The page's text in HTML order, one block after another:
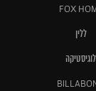
FOX
ללין
לוגיסטיקה